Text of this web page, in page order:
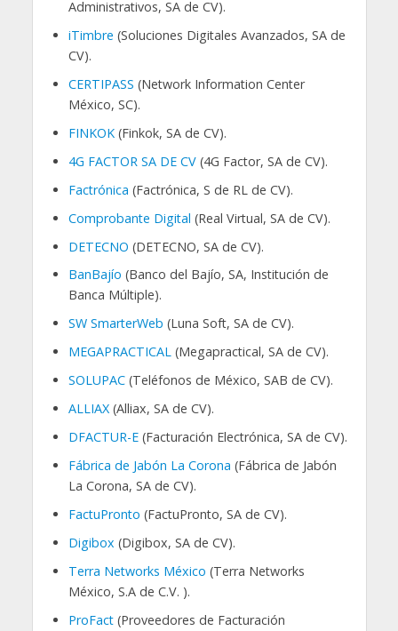
Administrativos, SA de CV).
iTimbre (Soluciones Digitales Avanzados, SA de
CV).
CERTIPASS (Network Information Center
México, SC).
FINKOK(Finkok, SA de CV).
4G FACTOR SA DE CV(4G Factor, SA de CV).
Factrónica (Factrónica, S de RL de CV).
Comprobante Digital (Real Virtual, SA de CV).
DETECNO (DETECNO, SA de CV).
BanBajío (Banco del Bajío, SA, Institución de
Banca Múltiple).
SW SmarterWeb (Luna Soft, SA de CV).
MEGAPRACTICAL(Megapractical, SA de CV).
SOLUPAC(Teléfonos de México, SAB de CV).
ALLIAX(Alliax, SA de CV).
DFACTUR-E(Facturación Electrónica, SA de CV).
Fábrica de Jabón La Corona (Fábrica de Jabón
La Corona, SA de CV).
FactuPronto (FactuPronto, SA de CV).
Digibox (Digibox, SA de CV).
Terra Networks México (Terra Networks
México, S.A de C.V. ).
ProFact (Proveedores de Facturación